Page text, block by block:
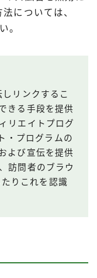
については、
。
リンクするこ
きる手段を提供
リエイトプログ
・プログラムの
よび宣伝を提供
訪問者のブラウ
りこれを認識